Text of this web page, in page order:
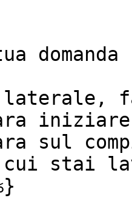
domanda
laterale,
iniziare
sul
cui stai